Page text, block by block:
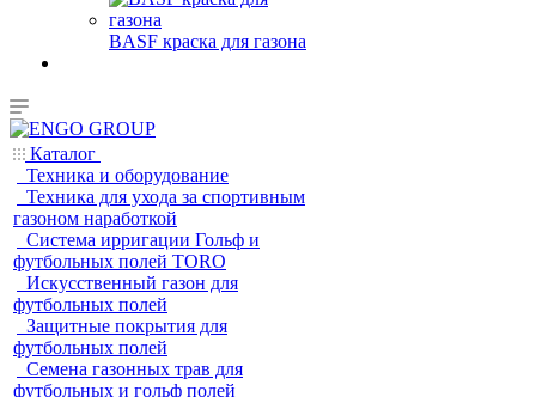
BASF краска для газона
Каталог
Техника и оборудование
Техника для ухода за спортивным
газоном наработкой
Система ирригации Гольф и
футбольных полей TORO
Искусственный газон для
футбольных полей
Защитные покрытия для
футбольных полей
Семена газонных трав для
футбольных и гольф полей